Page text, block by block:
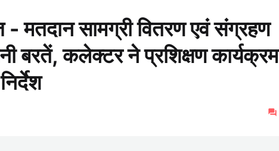
- मतदान सामग्री वितरण एवं संग्रहण
बरतें, कलेक्टर ने प्रशिक्षण कार्यक्रम